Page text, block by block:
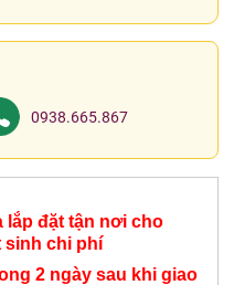
0938.665.867
lắp đặt tận nơi cho
sinh chi phí
2 ngày sau khi giao